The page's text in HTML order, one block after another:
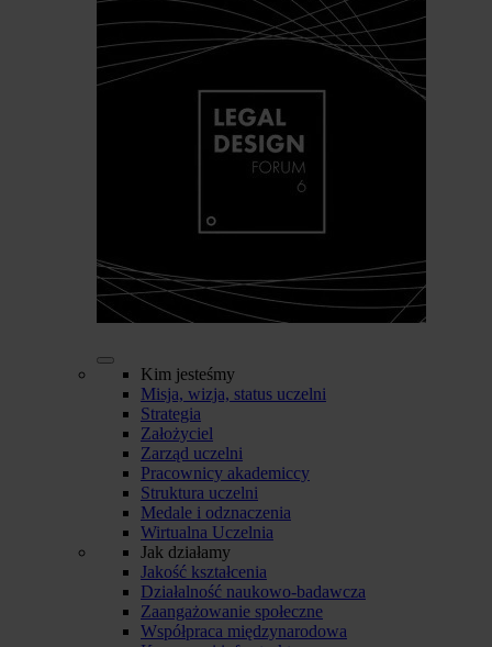
Kim jesteśmy
Misja, wizja, status uczelni
Strategia
Założyciel
Zarząd uczelni
Pracownicy akademiccy
Struktura uczelni
Medale i odznaczenia
Wirtualna Uczelnia
Jak działamy
Jakość kształcenia
Działalność naukowo-badawcza
Zaangażowanie społeczne
Współpraca międzynarodowa